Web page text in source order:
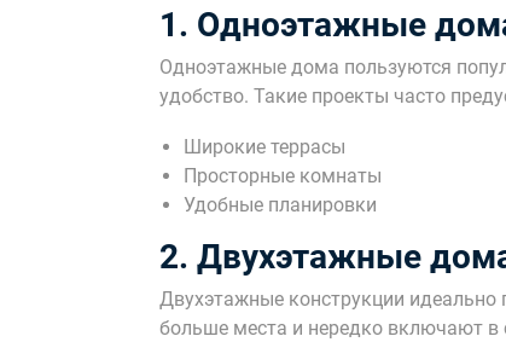
1. Одноэтажные
Одноэтажные дома пользуются
удобство. Такие проекты часто
Широкие террасы
Просторные комнаты
Удобные планировки
2. Двухэтажные
Двухэтажные конструкции
больше места и нередко включают в